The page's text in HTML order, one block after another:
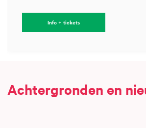
Info + tickets
Achtergronden en